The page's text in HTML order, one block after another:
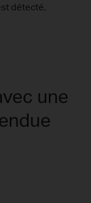
détecté,
une